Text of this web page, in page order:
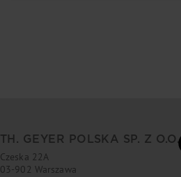
TH. GEYER POLSKA SP. Z O.O.
Czeska 22A
03-902 Warszawa